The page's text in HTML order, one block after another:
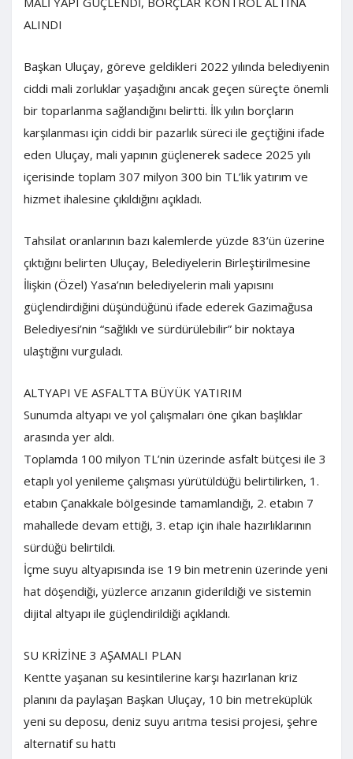
ALINDI
Başkan Uluçay, göreve geldikleri 2022 yılında belediyenin
ciddi mali zorluklar yaşadığını ancak geçen süreçte önemli
bir toparlanma sağlandığını belirtti. İlk yılın borçların
karşılanması için ciddi bir pazarlık süreci ile geçtiğini ifade
eden Uluçay, mali yapının güçlenerek sadece 2025 yılı
içerisinde toplam 307 milyon 300 bin TL’lik yatırım ve
hizmet ihalesine çıkıldığını açıkladı.
Tahsilat oranlarının bazı kalemlerde yüzde 83’ün üzerine
çıktığını belirten Uluçay, Belediyelerin Birleştirilmesine
İlişkin (Özel) Yasa’nın belediyelerin mali yapısını
güçlendirdiğini düşündüğünü ifade ederek Gazimağusa
Belediyesi’nin “sağlıklı ve sürdürülebilir” bir noktaya
ulaştığını vurguladı.
ALTYAPI VE ASFALTTA BÜYÜK YATIRIM
Sunumda altyapı ve yol çalışmaları öne çıkan başlıklar
arasında yer aldı.
Toplamda 100 milyon TL’nin üzerinde asfalt bütçesi ile 3
etaplı yol yenileme çalışması yürütüldüğü belirtilirken, 1.
etabın Çanakkale bölgesinde tamamlandığı, 2. etabın 7
mahallede devam ettiği, 3. etap için ihale hazırlıklarının
sürdüğü belirtildi.
İçme suyu altyapısında ise 19 bin metrenin üzerinde yeni
hat döşendiği, yüzlerce arızanın giderildiği ve sistemin
dijital altyapı ile güçlendirildiği açıklandı.
SU KRİZİNE 3 AŞAMALI PLAN
Kentte yaşanan su kesintilerine karşı hazırlanan kriz
planını da paylaşan Başkan Uluçay, 10 bin metreküplük
yeni su deposu, deniz suyu arıtma tesisi projesi, şehre
alternatif su hattı